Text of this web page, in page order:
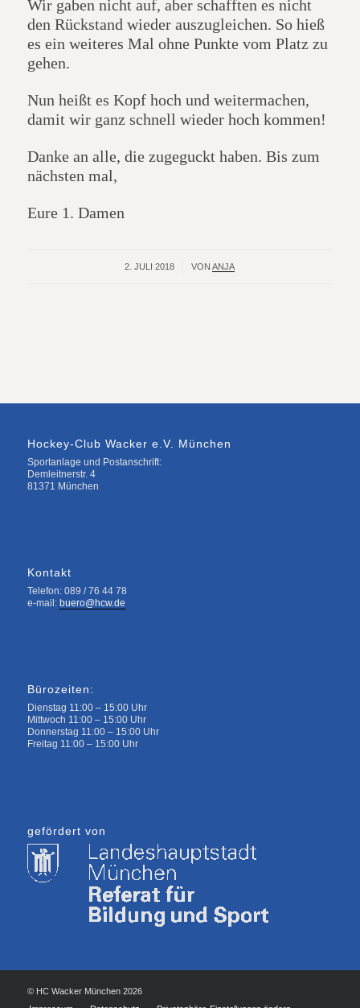
Wir gaben nicht auf, aber schafften es nicht
den Rückstand wieder auszugleichen. So hieß
es ein weiteres Mal ohne Punkte vom Platz zu
gehen.
Nun heißt es Kopf hoch und weitermachen,
damit wir ganz schnell wieder hoch kommen!
Danke an alle, die zugeguckt haben. Bis zum
nächsten mal,
Eure 1. Damen
2. JULI 2018 VONANJA
Hockey-Club Wacker e.V. München
Sportanlage und Postanschrift:
Demleitnerstr. 4
81371 München
Kontakt
Telefon: 089 / 76 44 78
e-mail: buero@hcw.de
Bürozeiten:
Dienstag 11:00 – 15:00 Uhr
Mittwoch 11:00 – 15:00 Uhr
Donnerstag 11:00 – 15:00 Uhr
Freitag 11:00 – 15:00 Uhr
gefördert von
© HC Wacker München 2026